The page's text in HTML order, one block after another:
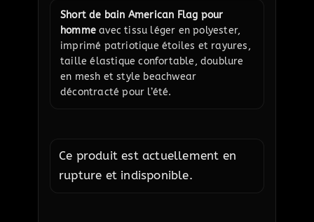
Short de bain American Flag pour
hommeavec tissu léger en polyester,
imprimé patriotique étoiles et rayures,
taille élastique confortable, doublure
en mesh et style beachwear
décontracté pour l’été.
Ce produit est actuellement en
rupture et indisponible.